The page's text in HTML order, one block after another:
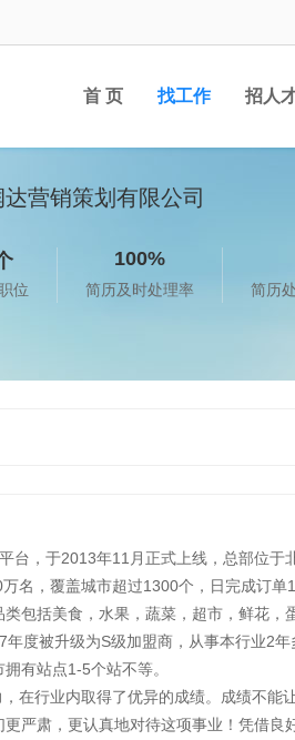
首 页 找工作 招人
营销策划有限公司
位
100%
简历及时处理率 简历
台，于2013年11月正式上线，总部位于
名，覆盖城市超过1300个，日完成订
包括美食，水果，蔬菜，超市，鲜花，
度被升级为S级加盟商，从事本行业2年
有站点1-5个站不等。
在行业内取得了优异的成绩。成绩不能
严肃，更认真地对待这项事业！凭借良